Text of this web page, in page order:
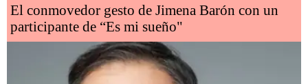
El conmovedor gesto de Jimena Barón con un
participante de “Es mi sueño"